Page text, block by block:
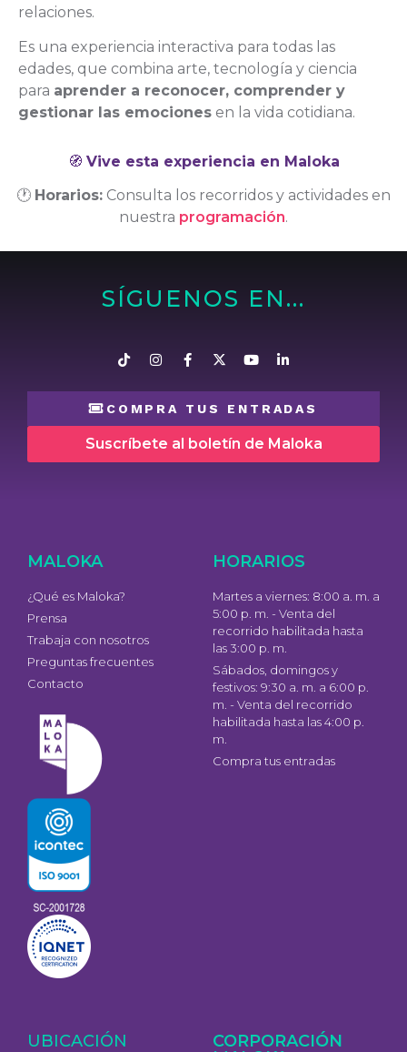
relaciones.
Es una experiencia interactiva para todas las
edades, que combina arte, tecnología y ciencia
para aprender a reconocer, comprender y
gestionar las emociones en la vida cotidiana.
🧭 Vive esta experiencia en Maloka
🕐 Horarios: Consulta los recorridos y actividades en
nuestra programación.
SÍGUENOS EN...
COMPRA TUS ENTRADAS
Suscríbete al boletín de Maloka
MALOKA
¿Qué es Maloka?
Prensa
Trabaja con nosotros
Preguntas frecuentes
Contacto
HORARIOS
Martes a viernes: 8:00 a. m. a
5:00 p. m. - Venta del
recorrido habilitada hasta
las 3:00 p. m.
Sábados, domingos y
festivos: 9:30 a. m. a 6:00 p.
m. - Venta del recorrido
habilitada hasta las 4:00 p.
m.
Compra tus entradas
UBICACIÓN
CORPORACIÓN